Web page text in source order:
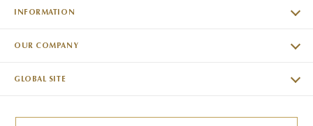
INFORMATION
OUR COMPANY
GLOBAL SITE